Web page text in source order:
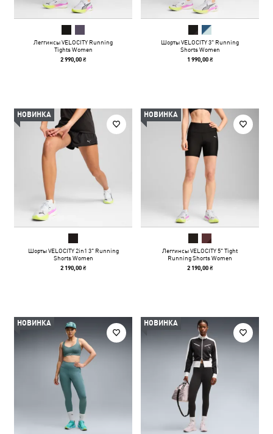
Леггинсы VELOCITY Running
Tights Women
2 990,00 ₴
Шорты VELOCITY 3" Running
Shorts Women
1 990,00 ₴
НОВИНКА
Шорты VELOCITY 2in1 3" Running
Shorts Women
2 190,00 ₴
НОВИНКА
Леггинсы VELOCITY 5" Tight
Running Shorts Women
2 190,00 ₴
НОВИНКА НОВИНКА